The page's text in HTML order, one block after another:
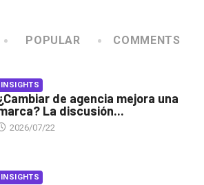
POPULAR COMMENTS
INSIGHTS
de agencia mejora una
La discusión...
2026/07/22
INSIGHTS